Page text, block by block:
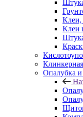
Клеи
Опалубка